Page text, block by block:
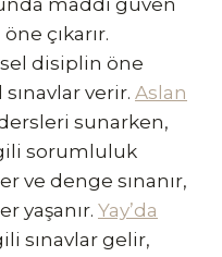
çıkarır.
disiplin öne
verir. Aslan
sunarken,
sorumluluk
ve denge sınanır,
yaşanır. Yay’da
sınavlar gelir,